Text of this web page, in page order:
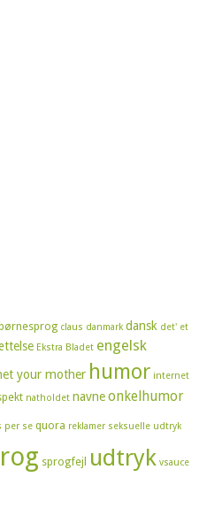
børnesprog claus danmark dansk det' et
Ekstra Bladet engelsk
your mother humor internet
natholdet navneonkelhumor
per se quora reklamer seksuelle udtryk
sprogfejl udtryk vsauce